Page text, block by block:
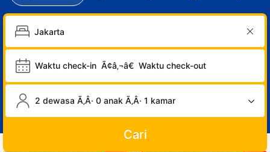
Waktu check-in Ã¢â‚¬â€ Waktu check-out
2 dewasa Ã‚Â· 0 anak Ã‚Â· 1 kamar
Cari